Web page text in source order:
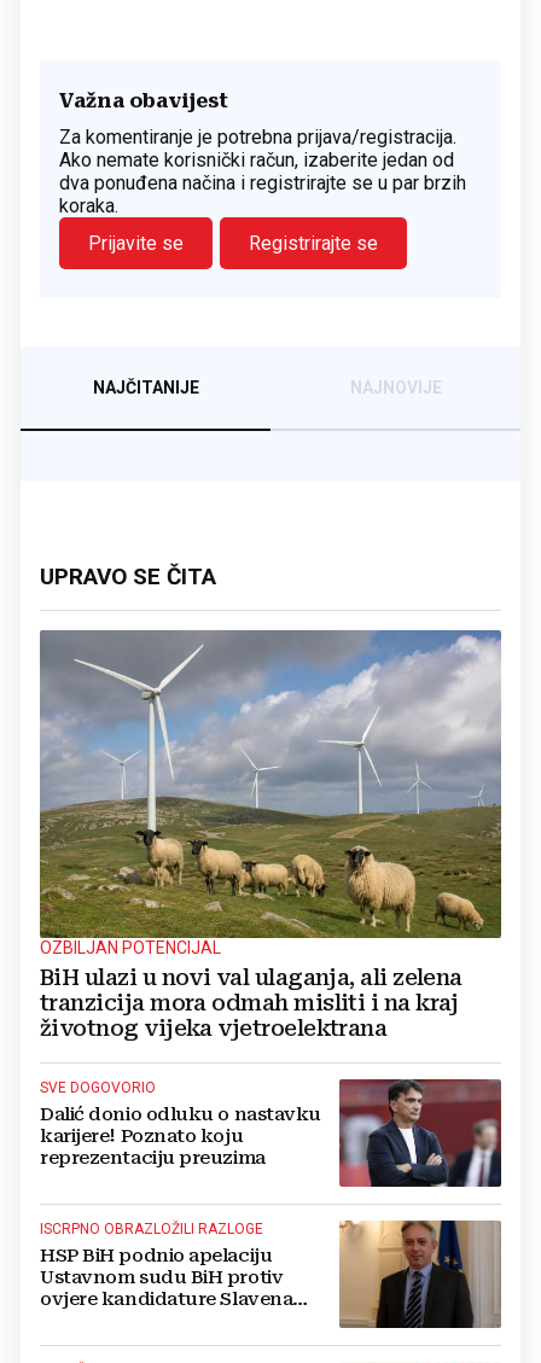
Važna obavijest
Za komentiranje je potrebna prijava/registracija.
Ako nemate korisnički račun, izaberite jedan od
dva ponuđena načina i registrirajte se u par brzih
koraka.
Prijavite se
Registrirajte se
NAJČITANIJE NAJNOVIJE
UPRAVO SE ČITA
OZBILJAN POTENCIJAL
BiH ulazi u novi val ulaganja, ali zelena
tranzicija mora odmah misliti i na kraj
životnog vijeka vjetroelektrana
SVE DOGOVORIO
Dalić donio odluku o nastavku
karijere! Poznato koju
reprezentaciju preuzima
ISCRPNO OBRAZLOŽILI RAZLOGE
HSP BiH podnio apelaciju
Ustavnom sudu BiH protiv
ovjere kandidature Slavena